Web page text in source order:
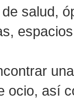
salud,
ocio, así